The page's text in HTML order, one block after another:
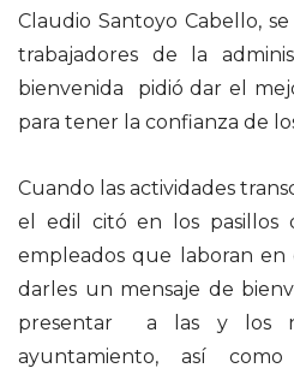
Claudio Santoyo Cabello,
trabajadores de la
bienvenida pidió dar el
para tener la confianza de
Cuando las actividades
el edil citó en los pasillos
empleados que laboran en
darles un mensaje de
presentar a las y los
ayuntamiento, así